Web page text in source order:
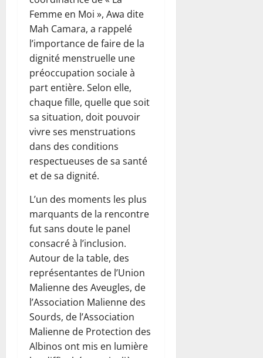
Femme en Moi », Awa dite
Mah Camara, a rappelé
l’importance de faire de la
dignité menstruelle une
préoccupation sociale à
part entière. Selon elle,
chaque fille, quelle que soit
sa situation, doit pouvoir
vivre ses menstruations
dans des conditions
respectueuses de sa santé
et de sa dignité.
L’un des moments les plus
marquants de la rencontre
fut sans doute le panel
consacré à l’inclusion.
Autour de la table, des
représentantes de l’Union
Malienne des Aveugles, de
l’Association Malienne des
Sourds, de l’Association
Malienne de Protection des
Albinos ont mis en lumière